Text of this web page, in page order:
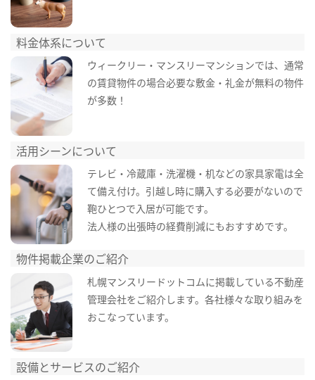
料金体系について
ウィークリー・マンスリーマンションでは、通常
の賃貸物件の場合必要な敷金・礼金が無料の物件
が多数！
活用シーンについて
テレビ・冷蔵庫・洗濯機・机などの家具家電は全
て備え付け。引越し時に購入する必要がないので
鞄ひとつで入居が可能です。
法人様の出張時の経費削減にもおすすめです。
物件掲載企業のご紹介
札幌マンスリードットコムに掲載している不動産
管理会社をご紹介します。各社様々な取り組みを
おこなっています。
設備とサービスのご紹介